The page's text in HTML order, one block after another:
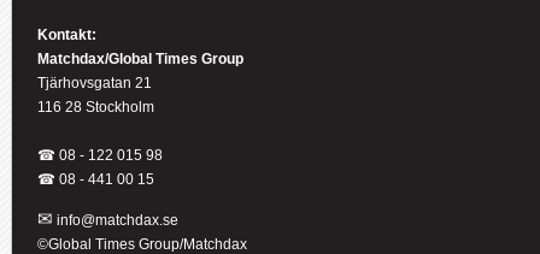
Kontakt:
Matchdax/Global Times Group
Tjärhovsgatan 21
116 28 Stockholm
☎ 08 - 122 015 98
☎ 08 - 441 00 15
✉ info@matchdax.se
©Global Times Group/Matchdax